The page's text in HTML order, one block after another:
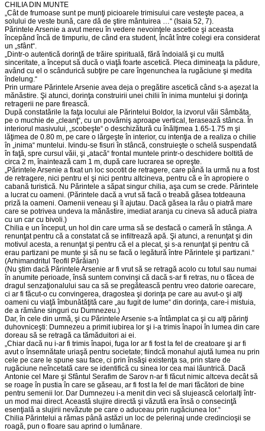
CHILIA DIN MUNTE
„Cât de frumoase sunt pe munţi picioarele trimisului care vesteşte pacea, a
solului de veste bună, care dă de ştire mântuirea …“ (Isaia 52, 7).
Părintele Arsenie a avut mereu în vedere nevoinţele ascetice şi aceasta
începând încă de timpuriu, de când era student, încât între colegi era considerat
un „sfânt“.
„Dintr-o autentică dorinţă de trăire spirituală, fără îndoială şi cu multă
sinceritate, a început să ducă o viaţă foarte ascetică. Pleca dimineaţa la pădure,
având cu el o scândurică subţire pe care îngenunchea la rugăciune şi medita
îndelung.“
Prin urmare Părintele Arsenie avea deja o pregătire ascetică când s-a aşezat la
mănăstire. Şi atunci, dorinţa construirii unei chilii în inima muntelui şi dorinţa
retragerii ne pare firească.
După constatările la faţa locului ale Părintelui Boldor, la izvorul văii Sâmbăta,
pe o muchie de „cleanţ“, cu un povârniş aproape vertical, terasează stânca. În
interiorul masivului, „scobeşte“ o deschizătură cu înălţimea 1.65-1.75 m şi
lăţimea de 0.80 m, pe care o lărgeşte în interior, cu intenţia de a realiza o chilie
în „inima“ muntelui. Ivindu-se fisuri în stâncă, construieşte o schelă suspendată
în faţă, spre cursul văii, şi „atacă“ frontal muntele printr-o deschidere boltită de
circa 2 m, înaintează cam 1 m, după care lucrarea se opreşte.
„Părintele Arsenie a fixat un loc socotit de retragere, care până la urmă nu a fost
de retragere, nici pentru el şi nici pentru altcineva, pentru că e în apropiere o
cabană turistică. Nu Părintele a săpat singur chilia, aşa cum se crede. Părintele
a lucrat cu oameni. (Părintele dacă a vrut să facă o treabă găsea totdeauna
priză la oameni. Oamenii veneau şi îl ajutau. Dacă găsea la râu o piatră mare
care se potrivea undeva la mănăstire, imediat aranja cu cineva să aducă piatra
cu un car cu bivoli.)
Chilia e un început, un hol din care urma să se desfacă o cameră în stânga. A
renunţat pentru că a constatat că se infiltrează apă. Şi atunci, a renunţat şi din
motivul acesta, a renunţat şi pentru că el a plecat, şi s-a renunţat şi pentru că
erau partizani pe munte şi să nu se facă o legătură între Părintele şi partizani.“
(Arhimandritul Teofil Părăian)
(Nu ştim dacă Părintele Arsenie ar fi vrut să se retragă acolo cu totul sau numai
în anumite perioade, însă suntem convinşi că dacă s-ar fi retras, nu o făcea de
dragul senzaţionalului sau ca să se pregătească pentru vreo datorie oarecare,
ci ar fi făcut-o cu convingerea, dragostea şi dorinţa pe care au avut-o şi alţi
oameni cu viaţă îmbunătăţită care „au fugit de lume“ din dorinţa, care-i mistuia,
de a rămâne singuri cu Dumnezeu.)
Dar, în cele din urmă, şi cu Părintele Arsenie s-a întâmplat ca şi cu alţi părinţi
duhovniceşti: Dumnezeu a primit iubirea lor şi i-a trimis înapoi în lumea din care
doreau să se retragă ca tămăduitori ai ei.
„Chiar dacă nu i-ar fi trimis înapoi, fuga lor ar fi fost la fel de creatoare şi ar fi
avut o însemnătate uriaşă pentru societate; fiindcă monahul ajută lumea nu prin
cele pe care le spune sau face, ci prin însăşi existenţa sa, prin stare de
rugăciune neîncetată care se identifică cu sinea lor cea mai lăuntrică. Dacă
Antonie cel Mare şi Sfântul Serafim de Sarov n-ar fi făcut nimic altceva decât să
se roage în pustia în care se găseau, ar fi fost la fel de mari făcători de bine
pentru semenii lor. Dar Dumnezeu i-a menit din veci să slujească celorlalţi într-
un mod mai direct. Această slujire directă şi văzută era însă o consecinţă
esenţială a slujirii nevăzute pe care o aduceau prin rugăciunea lor.“
Chilia Părintelui a rămas până astăzi un loc de pelerinaj unde credincioşii se
roagă, pun o floare sau aprind o lumânare.